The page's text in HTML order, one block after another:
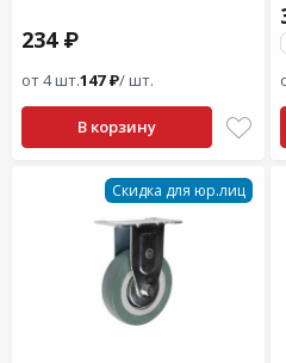
234 ₽
от 4 шт.147 ₽/ шт.
В корзину
Скидка для юр.лиц